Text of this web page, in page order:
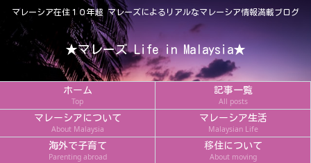
マレーシア在住１０年超 マレーズによるリアルなマレーシア情報満載ブログ
★マレーズ Life in Malaysia★
ホーム
Top
記事一覧
All posts
マレーシアについて
About Malaysia
マレーシア生活
Malaysian Life
海外で子育て
Parenting abroad
移住について
About moving